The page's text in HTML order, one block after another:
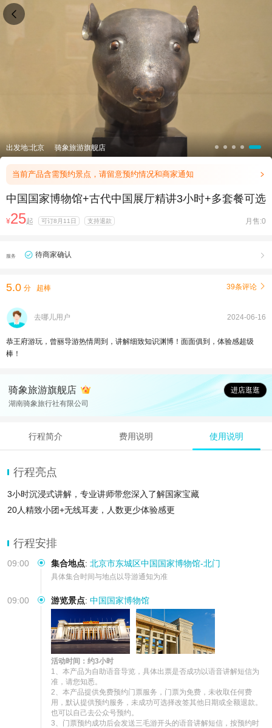
出发地:北京 骑象旅游旗舰店
当前产品含需预约景点，请留意预约情况和商家通知 
中国国家博物馆+古代中国展厅精讲3小时+多套餐可选
¥25起 可订8月11日 支持退款 月售:0
服务 待商家确认 
5.0 分 超棒 39条评论 
去哪儿用户 2024-06-16
恭王府游玩，曾丽导游热情周到，讲解细致知识渊博！面面俱到，体验感超级
棒！
骑象旅游旗舰店
进店逛逛
湖南骑象旅行社有限公司
行程简介 费用说明 使用说明
行程亮点
3小时沉浸式讲解，专业讲师带您深入了解国家宝藏
20人精致小团+无线耳麦，人数更少体验感更
行程安排
09:00 集合地点: 北京市东城区中国国家博物馆-北门
具体集合时间与地点以导游通知为准
09:00 游览景点: 中国国家博物馆
活动时间：约3小时
1、本产品为自助语音导览，具体出票是否成功以语音讲解短信为
准，请您知悉。
2、本产品提供免费预约门票服务，门票为免费，未收取任何费
用，默认提供预约服务，未成功可选择改签其他日期或全额退款。
也可以自己去公众号预约。
3、门票预约成功后会发送三毛游开头的语音讲解短信，按预约时
